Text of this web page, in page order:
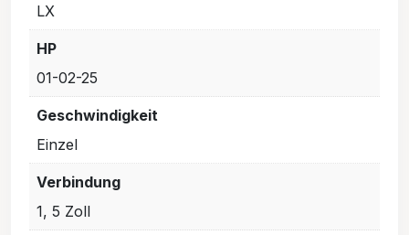
LX
HP
01-02-25
Geschwindigkeit
Einzel
Verbindung
1, 5 Zoll